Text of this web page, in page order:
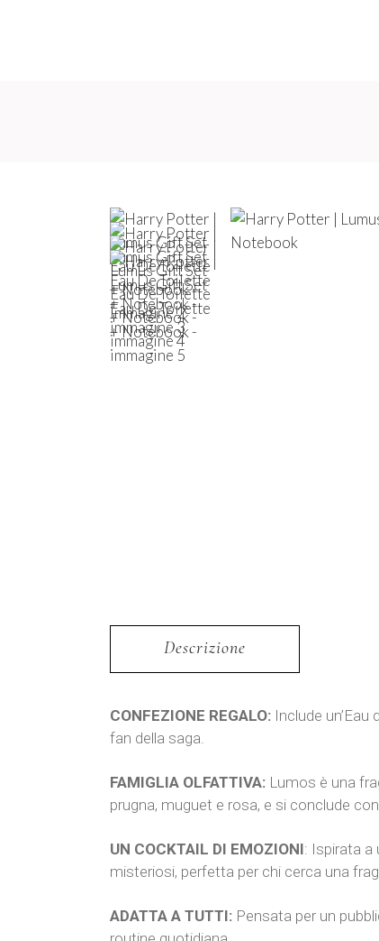
Descrizione
CONFEZIONE REGALO: Include
fan della saga.
FAMIGLIA OLFATTIVA: Lumos è una
prugna, muguet e rosa, e si conclude
UN COCKTAIL DI EMOZIONI: Ispirata a
misteriosi, perfetta per chi cerca una
ADATTA A TUTTI: Pensata per un